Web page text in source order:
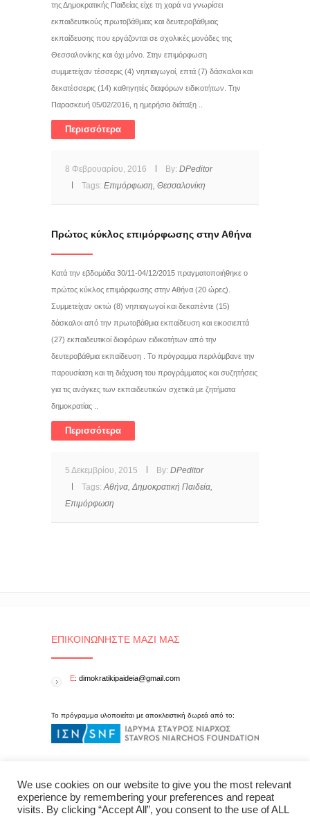
της Δημοκρατικής Παιδείας είχε τη χαρά να γνωρίσει
εκπαιδευτικούς πρωτοβάθμιας και δευτεροβάθμιας
εκπαίδευσης που εργάζονται σε σχολικές μονάδες της
Θεσσαλονίκης και όχι μόνο. Στην επιμόρφωση
συμμετείχαν τέσσερις (4) νηπιαγωγοί, επτά (7) δάσκαλοι και
δεκατέσσερις (14) καθηγητές διαφόρων ειδικοτήτων. Την
Παρασκευή 05/02/2016, η ημερήσια διάταξη ..
Περισσότερα
8 Φεβρουαρίου, 2016 By: DPeditor
Tags: Επιμόρφωση, Θεσσαλονίκη
Πρώτος κύκλος επιμόρφωσης στην Αθήνα
Kατά την εβδομάδα 30/11-04/12/2015 πραγματοποιήθηκε ο
πρώτος κύκλος επιμόρφωσης στην Αθήνα (20 ώρες).
Συμμετείχαν οκτώ (8) νηπιαγωγοί και δεκαπέντε (15)
δάσκαλοι από την πρωτοβάθμια εκπαίδευση και εικοσιεπτά
(27) εκπαιδευτικοί διαφόρων ειδικοτήτων από την
δευτεροβάθμια εκπαίδευση . Το πρόγραμμα περιλάμβανε την
παρουσίαση και τη διάχυση του προγράμματος και συζητήσεις
για τις ανάγκες των εκπαιδευτικών σχετικά με ζητήματα
δημοκρατίας ..
Περισσότερα
5 Δεκεμβρίου, 2015 By: DPeditor
Tags: Αθήνα, Δημοκρατική Παιδεία,
Επιμόρφωση
ΕΠΙΚΟΙΝΩΝΉΣΤΕ ΜΑΖΊ ΜΑΣ
E: dimokratikipaideia@gmail.com
Το πρόγραμμα υλοποιείται με αποκλειστική δωρεά από το:
We use cookies on our website to give you the most relevant
experience by remembering your preferences and repeat
visits. By clicking “Accept All”, you consent to the use of ALL